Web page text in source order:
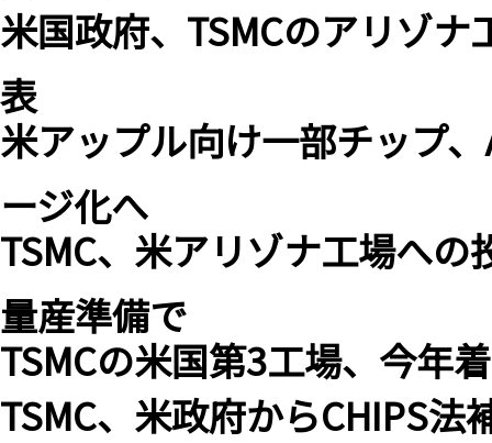
米国政府、TSMCのアリゾ
表
米アップル向け一部チップ
ージ化へ
TSMC、米アリゾナ工場へ
量産準備で
TSMCの米国第3工場、今年
TSMC、米政府からCHIPS